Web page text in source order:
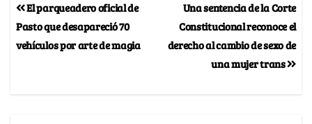
Una sentencia de la Corte
Constitucional reconoce el
derecho al cambio de sexo de
una mujer trans
El parqueadero oficial de
Pasto que desapareció 70
vehículos por arte de magia